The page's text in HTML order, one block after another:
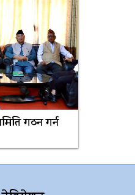
गठन गर्न